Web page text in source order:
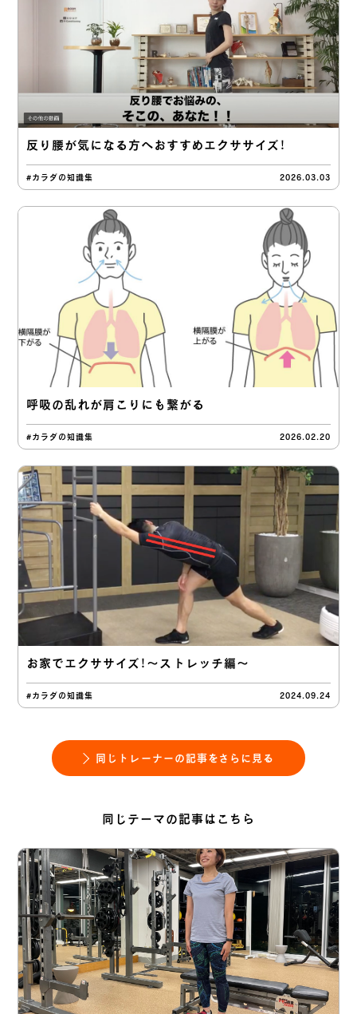
反り腰が気になる方へおすすめエクササイズ！
#カラダの知識集 2026.03.03
呼吸の乱れが肩こりにも繋がる
#カラダの知識集 2026.02.20
お家でエクササイズ！〜ストレッチ編〜
#カラダの知識集 2024.09.24
同じトレーナーの記事をさらに見る
同じテーマの記事はこちら